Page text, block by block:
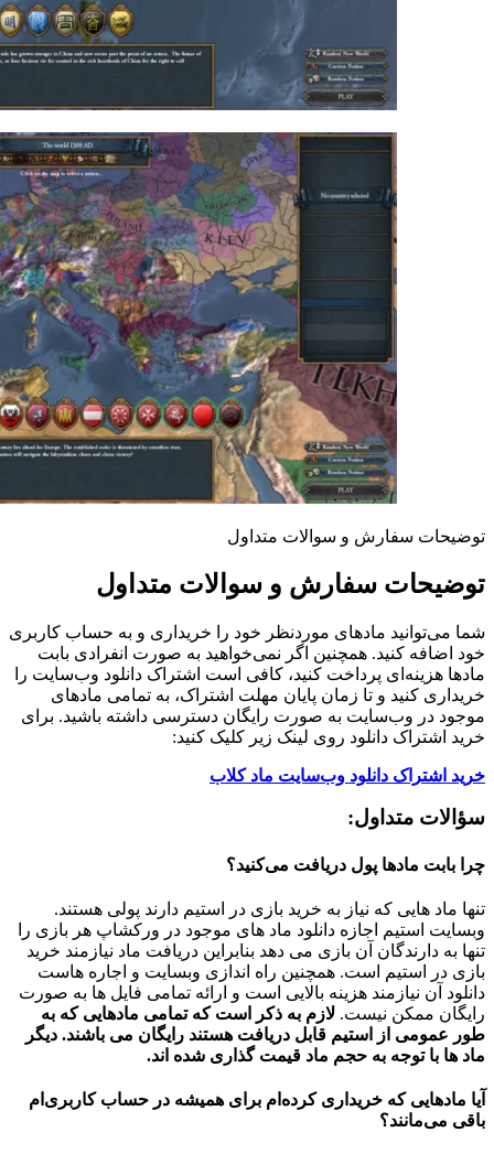
توضیحات سفارش و سوالات متداول
توضیحات سفارش و سوالات متداول
شما می‌توانید مادهای موردنظر خود را خریداری و به حساب کاربری
خود اضافه کنید. همچنین اگر نمی‌خواهید به صورت انفرادی بابت
مادها هزینه‌ای پرداخت کنید، کافی است اشتراک دانلود وب‌سایت را
خریداری کنید و تا زمان پایان مهلت اشتراک، به تمامی مادهای
موجود در وب‌سایت به صورت رایگان دسترسی داشته باشید. برای
خرید اشتراک دانلود روی لینک زیر کلیک کنید:
خرید اشتراک دانلود وب‌سایت ماد کلاب
سؤالات متداول:
چرا بابت مادها پول دریافت می‌کنید؟
تنها ماد هایی که نیاز به خرید بازی در استیم دارند پولی هستند.
وبسایت استیم اجازه دانلود ماد های موجود در ورکشاپ هر بازی را
تنها به دارندگان آن بازی می دهد بنابراین دریافت ماد نیازمند خرید
بازی در استیم است. همچنین راه اندازی وبسایت و اجاره هاست
دانلود آن نیازمند هزینه بالایی است و ارائه تمامی فایل ها به صورت
رایگان ممکن نیست. لازم به ذکر است که تمامی مادهایی که به
طور عمومی از استیم قابل دریافت هستند رایگان می باشند. دیگر
ماد ها با توجه به حجم ماد قیمت گذاری شده اند.
آیا مادهایی که خریداری کرده‌ام برای همیشه در حساب‌ کاربری‌ام
باقی می‌مانند؟